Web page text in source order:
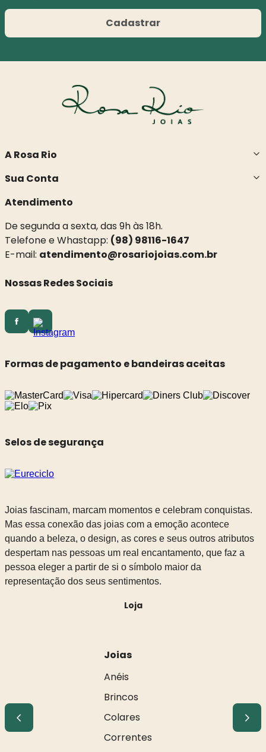
Cadastrar
A Rosa Rio
Sua Conta
Atendimento
De segunda a sexta, das 9h às 18h.
Telefone e Whastapp: (98) 98116-1647
E-mail: atendimento@rosariojoias.com.br
Nossas Redes Sociais
Formas de pagamento e bandeiras aceitas
Selos de segurança
Joias fascinam, marcam momentos e celebram conquistas.
Mas essa conexão das joias com a emoção acontece
quando a beleza, o design, as cores e seus outros atributos
despertam nas pessoas um real encantamento, que faz a
pessoa eleger a partir de si o símbolo maior da
representação dos seus sentimentos.
Loja
Joias
Anéis
Brincos
Colares
Correntes